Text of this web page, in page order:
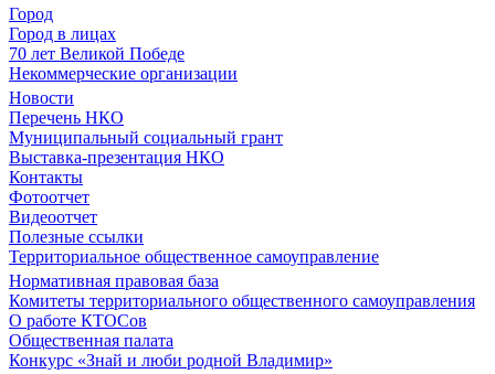
Город
Город в лицах
70 лет Великой Победе
Некоммерческие организации
Новости
Перечень НКО
Муниципальный социальный грант
Выставка-презентация НКО
Контакты
Фотоотчет
Видеоотчет
Полезные ссылки
Территориальное общественное самоуправление
Нормативная правовая база
Комитеты территориального общественного самоуправления
О работе КТОСов
Общественная палата
Конкурс «Знай и люби родной Владимир»